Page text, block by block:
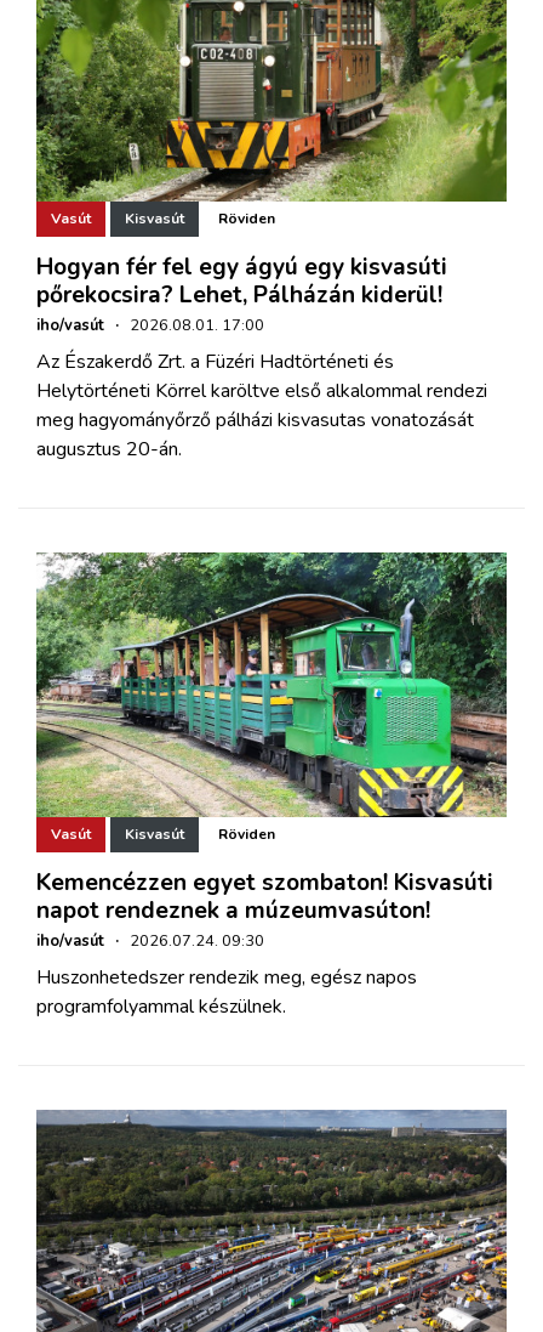
Vasút Kisvasút Röviden
Hogyan fér fel egy ágyú egy kisvasúti
pőrekocsira? Lehet, Pálházán kiderül!
iho/vasút · 2026.08.01. 17:00
Az Északerdő Zrt. a Füzéri Hadtörténeti és
Helytörténeti Körrel karöltve első alkalommal rendezi
meg hagyományőrző pálházi kisvasutas vonatozását
augusztus 20-án.
Vasút Kisvasút Röviden
Kemencézzen egyet szombaton! Kisvasúti
napot rendeznek a múzeumvasúton!
iho/vasút · 2026.07.24. 09:30
Huszonhetedszer rendezik meg, egész napos
programfolyammal készülnek.